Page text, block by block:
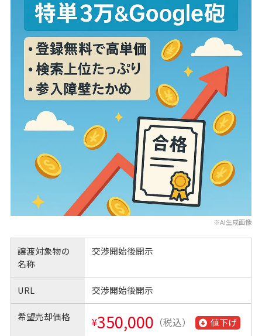
※AI生成画像
譲渡対象物の
名称
交渉開始後開示
URL 交渉開始後開示
希望売却価格 ¥350,000 （税込） 値下げ